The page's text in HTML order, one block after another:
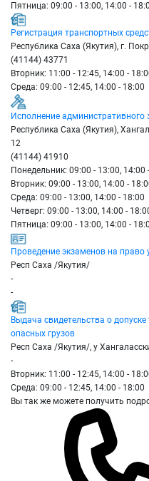
Пятница: 09:00 - 13:00, 14:00 -
Регистрация транспортных
Республика Саха (Якутия), г.
(41144) 43771
Вторник: 11:00 - 12:45, 14:00 -
Среда: 09:00 - 12:45, 14:00 - 18:00
Исполнение административного
Республика Саха (Якутия),
12
(41144) 41910
Понедельник: 09:00 - 13:00, 14:00
Вторник: 09:00 - 13:00, 14:00 -
Среда: 09:00 - 13:00, 14:00 - 18:00
Четверг: 09:00 - 13:00, 14:00 -
Пятница: 09:00 - 13:00, 14:00 -
Проведение экзаменов на
Респ Саха /Якутия/
-
-
Выдача свидетельства о
опасных грузов
Респ Саха /Якутия/, у
-
Вторник: 11:00 - 12:45, 14:00 -
Среда: 09:00 - 12:45, 14:00 - 18:00
Вы так же можете получить